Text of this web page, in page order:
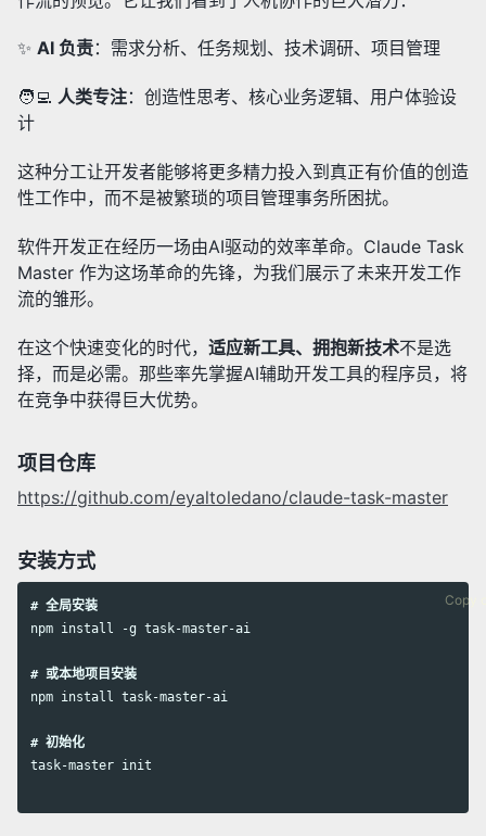
✨ AI 负责：需求分析、任务规划、技术调研、项目管理
🧑‍💻 人类专注：创造性思考、核心业务逻辑、用户体验设
计
这种分工让开发者能够将更多精力投入到真正有价值的创造
性工作中，而不是被繁琐的项目管理事务所困扰。
软件开发正在经历一场由AI驱动的效率革命。Claude Task
Master 作为这场革命的先锋，为我们展示了未来开发工作
流的雏形。
在这个快速变化的时代， 适应新工具、拥抱新技术不是选
择，而是必需。那些率先掌握AI辅助开发工具的程序员，将
在竞争中获得巨大优势。
项目仓库
https://github.com/eyaltoledano/claude-task-master
安装方式
Copy
# 全局安装
npm install -g task-master-ai
# 或本地项目安装
npm install task-master-ai
# 初始化
task-master init